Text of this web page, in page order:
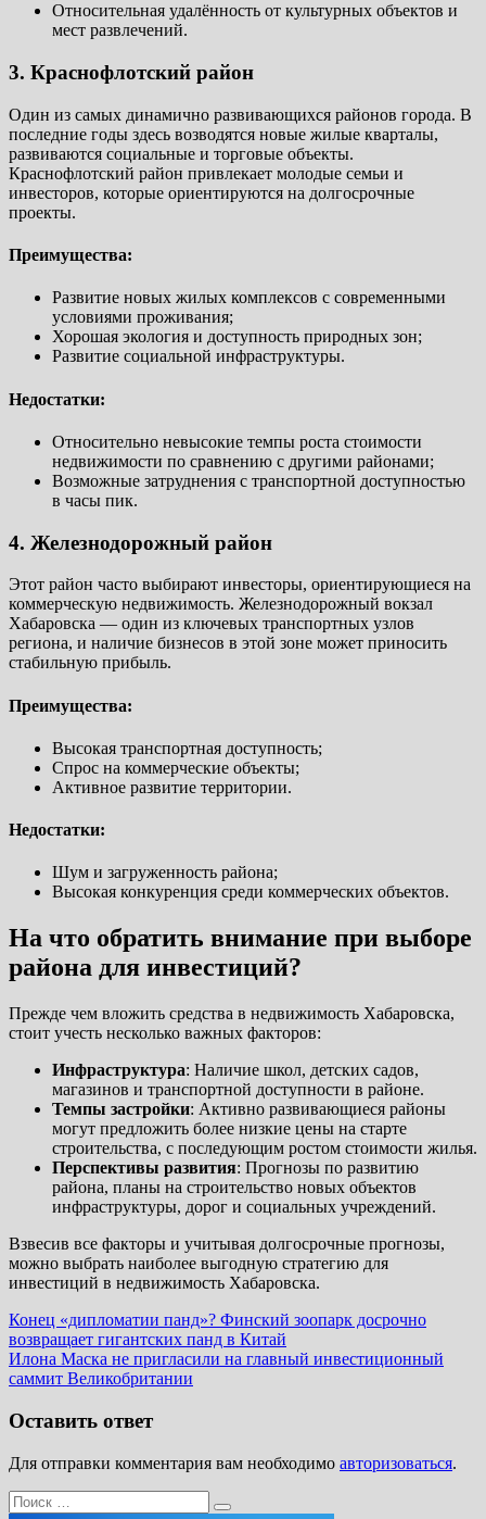
Относительная удалённость от культурных объектов и
мест развлечений.
3. Краснофлотский район
Один из самых динамично развивающихся районов города. В
последние годы здесь возводятся новые жилые кварталы,
развиваются социальные и торговые объекты.
Краснофлотский район привлекает молодые семьи и
инвесторов, которые ориентируются на долгосрочные
проекты.
Преимущества:
Развитие новых жилых комплексов с современными
условиями проживания;
Хорошая экология и доступность природных зон;
Развитие социальной инфраструктуры.
Недостатки:
Относительно невысокие темпы роста стоимости
недвижимости по сравнению с другими районами;
Возможные затруднения с транспортной доступностью
в часы пик.
4. Железнодорожный район
Этот район часто выбирают инвесторы, ориентирующиеся на
коммерческую недвижимость. Железнодорожный вокзал
Хабаровска — один из ключевых транспортных узлов
региона, и наличие бизнесов в этой зоне может приносить
стабильную прибыль.
Преимущества:
Высокая транспортная доступность;
Спрос на коммерческие объекты;
Активное развитие территории.
Недостатки:
Шум и загруженность района;
Высокая конкуренция среди коммерческих объектов.
На что обратить внимание при выборе
района для инвестиций?
Прежде чем вложить средства в недвижимость Хабаровска,
стоит учесть несколько важных факторов:
Инфраструктура: Наличие школ, детских садов,
магазинов и транспортной доступности в районе.
Темпы застройки: Активно развивающиеся районы
могут предложить более низкие цены на старте
строительства, с последующим ростом стоимости жилья.
Перспективы развития: Прогнозы по развитию
района, планы на строительство новых объектов
инфраструктуры, дорог и социальных учреждений.
Взвесив все факторы и учитывая долгосрочные прогнозы,
можно выбрать наиболее выгодную стратегию для
инвестиций в недвижимость Хабаровска.
Навигация
по
записям
Предыдущая
запись:
Конец «дипломатии панд»? Финский зоопарк досрочно
возвращает гигантских панд в Китай
Следующая
запись:
Илона Маска не пригласили на главный инвестиционный
саммит Великобритании
Оставить ответ
Для отправки комментария вам необходимо авторизоваться.
Поиск
Поиск